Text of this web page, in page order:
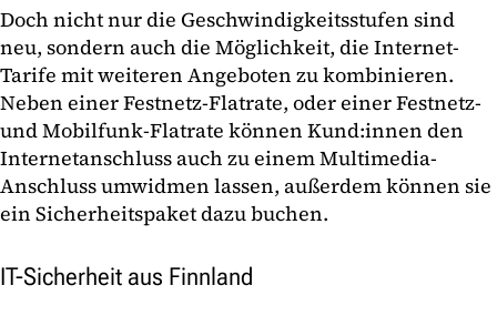
Doch nicht nur die Geschwindigkeitsstufen sind
neu, sondern auch die Möglichkeit, die Internet-
Tarife mit weiteren Angeboten zu kombinieren.
Neben einer Festnetz-Flatrate, oder einer Festnetz-
und Mobilfunk-Flatrate können Kund:innen den
Internetanschluss auch zu einem Multimedia-
Anschluss umwidmen lassen, außerdem können sie
ein Sicherheitspaket dazu buchen.
IT-Sicherheit aus Finnland